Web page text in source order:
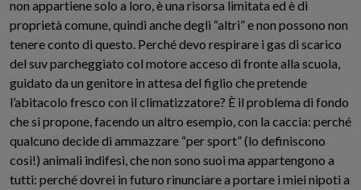
non appartiene solo a loro, è una risorsa limitata ed è di
proprietà comune, quindi anche degli “altri” e non possono non
tenere conto di questo. Perché devo respirare i gas di scarico
del suv parcheggiato col motore acceso di fronte alla scuola,
guidato da un genitore in attesa del figlio che pretende
l’abitacolo fresco con il climatizzatore? È il problema di fondo
che si propone, facendo un altro esempio, con la caccia: perché
qualcuno decide di ammazzare “per sport” (lo definiscono
così!) animali indifesi, che non sono suoi ma appartengono a
tutti: perché dovrei in futuro rinunciare a portare i miei nipoti a